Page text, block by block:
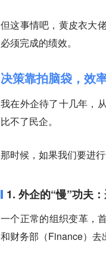
但这事情吧，黄皮衣大
必须完成的绩效。
决策靠拍脑袋，效
我在外企待了十几年，
比不了民企。
那时候，如果我们要进
1. 外企的“慢”功夫
一个正常的组织变革，
和财务部（Finance）去